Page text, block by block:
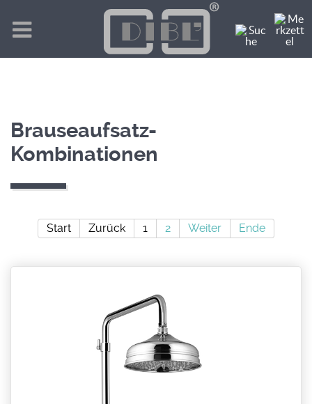
Brauseaufsatz-
Kombinationen
Start Zurück 1 2 Weiter Ende